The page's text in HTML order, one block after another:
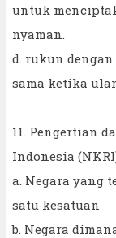
untuk
nyaman.
d. rukun
sama ketika
11. Pengertian
Indonesia (NKRI)
a. Negara yang
satu kesatuan
b. Negara